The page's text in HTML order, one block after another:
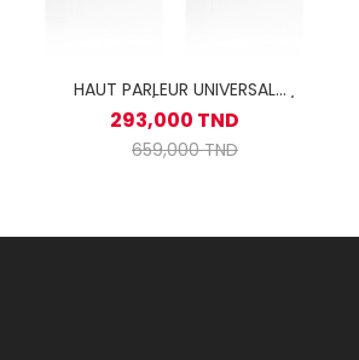
HAUT PARLEUR UNIVERSAL
ARTSOUND / 2VOIE 20-60W /
UNI30W
293,000 TND
659,000 TND